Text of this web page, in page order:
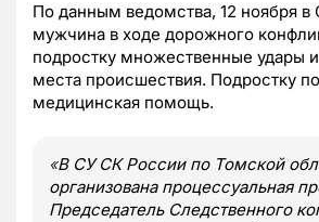
По данным ведомства, 12 ноября в
мужчина в ходе дорожного
подростку множественные удары
места происшествия. Подростку
медицинская помощь.
«В СУ СК России по Томской
организована процессуальная
Председатель Следственного